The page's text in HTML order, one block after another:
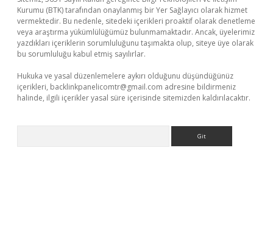
Kurumu (BTK) tarafından onaylanmış bir Yer Sağlayıcı olarak hizmet
vermektedir. Bu nedenle, sitedeki içerikleri proaktif olarak denetleme
veya araştırma yükümlülüğümüz bulunmamaktadır. Ancak, üyelerimiz
yazdıkları içeriklerin sorumluluğunu taşımakta olup, siteye üye olarak
bu sorumluluğu kabul etmiş sayılırlar.
Hukuka ve yasal düzenlemelere aykırı olduğunu düşündüğünüz
içerikleri, backlinkpanelicomtr@gmail.com adresine bildirmeniz
halinde, ilgili içerikler yasal süre içerisinde sitemizden kaldırılacaktır.